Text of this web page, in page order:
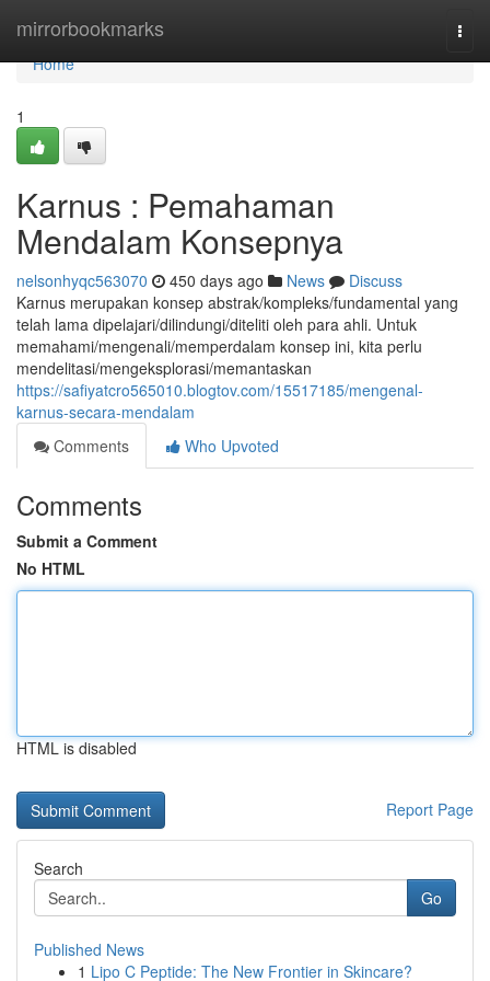
mirrorbookmarks
Home
Home
1
Karnus : Pemahaman
Mendalam Konsepnya
nelsonhyqc563070 450 days ago News
Discuss
Karnus merupakan konsep abstrak/kompleks/fundamental yang
telah lama dipelajari/dilindungi/diteliti oleh para ahli. Untuk
memahami/mengenali/memperdalam konsep ini, kita perlu
mendelitasi/mengeksplorasi/memantaskan
https://safiyatcro565010.blogtov.com/15517185/mengenal-
karnus-secara-mendalam
Comments
Who Upvoted
Comments
Submit a Comment
No HTML
HTML is disabled
Report Page
Search
Go
Published News
1 Lipo C Peptide: The New Frontier in Skincare?